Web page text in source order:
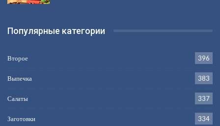
Популярные категории
Второе 396
Выпечка 383
Салаты 337
Заготовки 334